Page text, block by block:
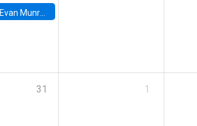
Evan Munro, Neyman Visiting Assistant Professor in the Department of Statistics at UC Berkeley
31 1